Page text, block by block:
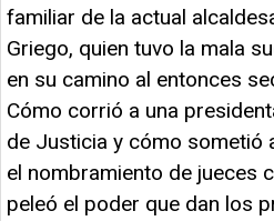
familiar de la actual
Griego, quien tuvo la mala
en su camino al entonces
Cómo corrió a una
de Justicia y cómo sometió
el nombramiento de jueces
peleó el poder que dan los